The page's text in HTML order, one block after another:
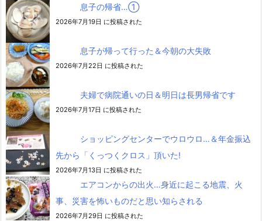
息子の帰省…➀
2026年7月19日 に投稿された
息子が帰って行った＆今朝の大失敗
2026年7月22日 に投稿された
夫婦で病院通いの日＆明日は長男帰省です
2026年7月17日 に投稿された
ショッピングセンターでウロウロ…＆年金振込
先から「くっつくクロス」頂いた!
2026年7月13日 に投稿された
エアコンからの出火…身近に起こる地震、火
事、災害を怖いものだと思い知らされる
2026年7月29日 に投稿された